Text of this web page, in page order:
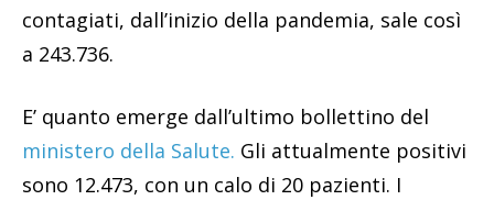
contagiati, dall’inizio della pandemia, sale così
a 243.736.
E’ quanto emerge dall’ultimo bollettino del
ministero della Salute. Gli attualmente positivi
sono 12.473, con un calo di 20 pazienti. I